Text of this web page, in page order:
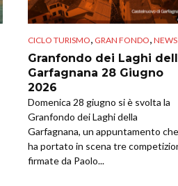
CICLO TURISMO, GRAN FONDO, NEWS
Granfondo dei Laghi
Garfagnana 28 Giugno
2026
Domenica 28 giugno si è svolta la
Granfondo dei Laghi della
Garfagnana, un appuntamento che
ha portato in scena tre
firmate da Paolo...